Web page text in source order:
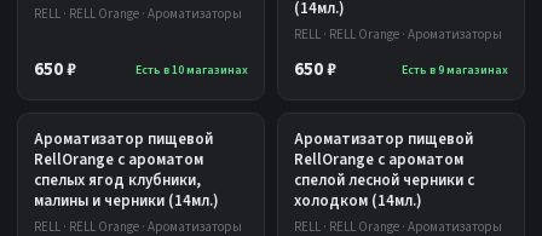
RELL · RELL Orange · Ароматизаторы
650 ₽ Есть в 10 магазинах
(14мл.)
RELL · RELL Orange · Ароматизаторы
650 ₽ Есть в 9 магазинах
Ароматизатор пищевой
RellOrange с ароматом
спелых ягод клубники,
малины и черники (14мл.)
RELL · RELL Orange · Ароматизаторы
Ароматизатор пищевой
RellOrange с ароматом
спелой лесной черники с
холодком (14мл.)
RELL · RELL Orange · Ароматизаторы